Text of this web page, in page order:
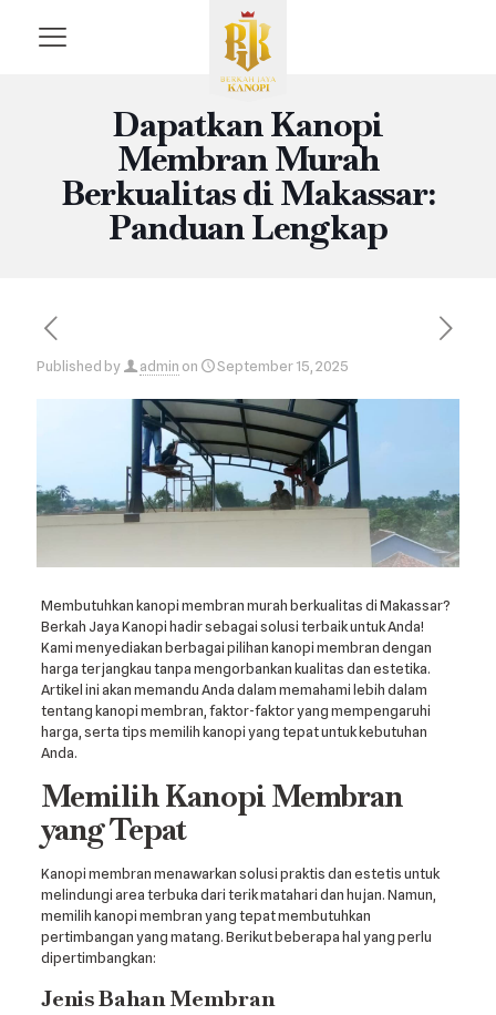
Dapatkan Kanopi
Membran Murah
Berkualitas di Makassar:
Panduan Lengkap
Published by admin on September 15, 2025
Membutuhkan kanopi membran murah berkualitas di Makassar?
Berkah Jaya Kanopi hadir sebagai solusi terbaik untuk Anda!
Kami menyediakan berbagai pilihan kanopi membran dengan
harga terjangkau tanpa mengorbankan kualitas dan estetika.
Artikel ini akan memandu Anda dalam memahami lebih dalam
tentang kanopi membran, faktor-faktor yang mempengaruhi
harga, serta tips memilih kanopi yang tepat untuk kebutuhan
Anda.
Memilih Kanopi Membran
yang Tepat
Kanopi membran menawarkan solusi praktis dan estetis untuk
melindungi area terbuka dari terik matahari dan hujan. Namun,
memilih kanopi membran yang tepat membutuhkan
pertimbangan yang matang. Berikut beberapa hal yang perlu
dipertimbangkan:
Jenis Bahan Membran